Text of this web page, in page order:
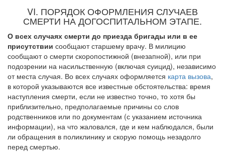
VI. ПОРЯДОК ОФОРМЛЕНИЯ СЛУЧАЕВ
СМЕРТИ НА ДОГОСПИТАЛЬНОМ ЭТАПЕ.
О всех случаях смерти до приезда бригады или в ее
присутствии сообщают старшему врачу. В милицию
сообщают о смерти скоропостижной (внезапной), или при
подозрении на насильственную (включая суицид), независимо
от мес­та случая. Во всех случаях оформляется карта вызова,
в которой указываются все известные обстоятельства: время
наступления смерти, если не известно точ­но, то хотя бы
приблизительно, предполагаемые причины со слов
родственни­ков или по документам (с указанием источника
информации), на что жаловал­ся, где и кем наблюдался, были
ли обращения в поликлинику и скорую помощь незадолго
перед смертью.